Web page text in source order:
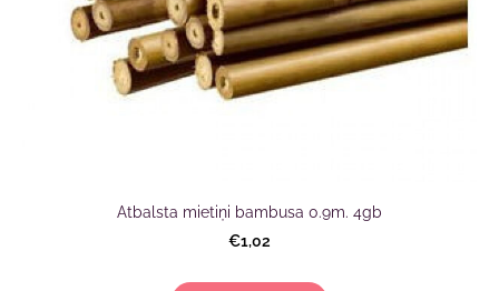
Atbalsta mietiņi bambusa 0.9m. 4gb
€1,02